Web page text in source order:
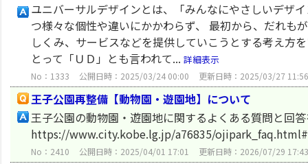
ユニバーサルデザインとは、「みんなにやさしいデザ
つ様々な個性や違いにかかわらず、 最初から、だれも
しくみ、サービスなどを提供していこうとする考え方
とって「ＵＤ」とも言われて... 詳細表示
No：1333 公開日時：2025/03/24 00:00 更新日時：2025/03/27 11:56
王子公園再整備【動物園・遊園地】について
王子公園の動物園・遊園地に関するよくある質問と回
https://www.city.kobe.lg.jp/a76835/
No：2410 公開日時：2025/04/01 17:01 更新日時：2026/07/29 17:43